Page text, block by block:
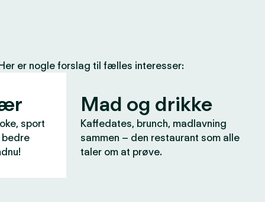
er nogle forslag til fælles interesser:
sport
bedre
Mad og drikke
Kaffedates, brunch, madlavning
sammen – den restaurant som alle
taler om at prøve.